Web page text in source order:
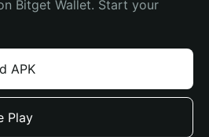
Bitget Wallet. Start your
APK
Play